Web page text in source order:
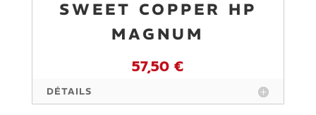
SWEET COPPER HP
MAGNUM
57,50 €
DÉTAILS